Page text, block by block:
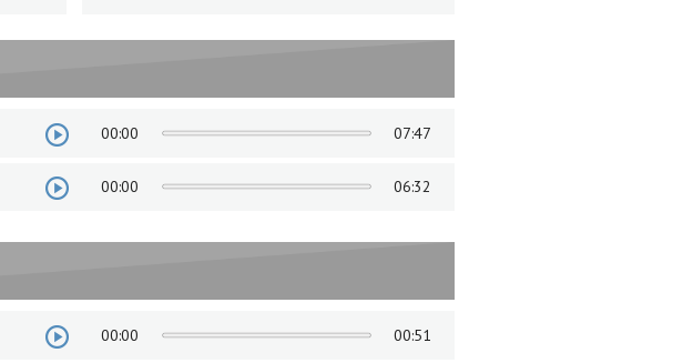
00:00 07:47
00:00 06:32
00:00
00:51